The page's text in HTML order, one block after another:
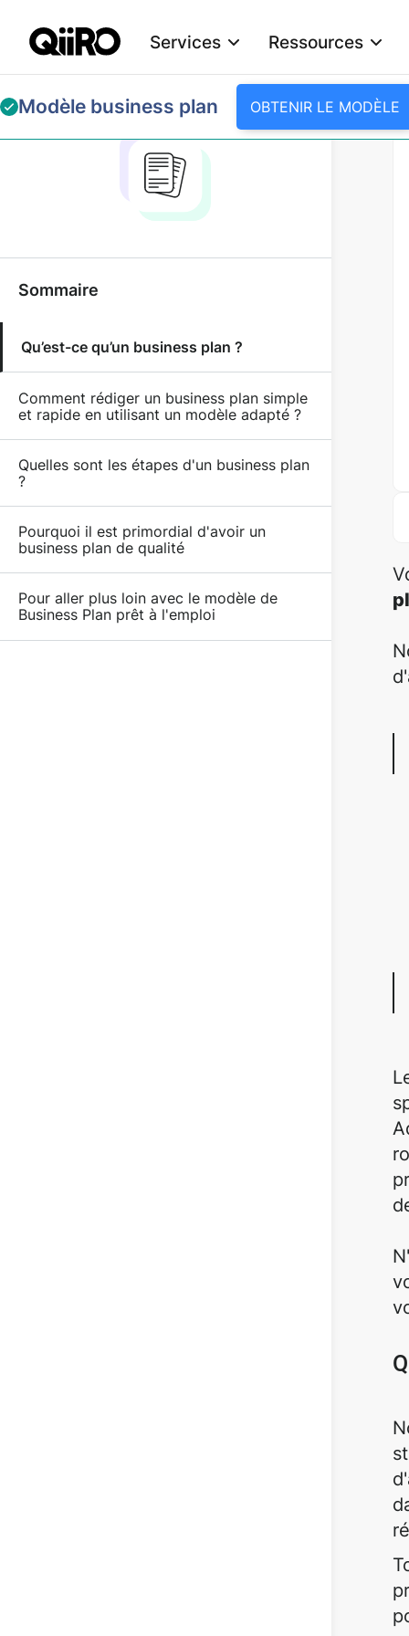
Services Ressources
Modèle business plan OBTENIR LE MODÈLE
Sommaire
Qu’est-ce qu’un business plan ?
Comment rédiger un business plan simple
et rapide en utilisant un modèle adapté ?
Quelles sont les étapes d'un business plan
?
Pourquoi il est primordial d'avoir un
business plan de qualité
Pour aller plus loin avec le modèle de
Business Plan prêt à l'emploi